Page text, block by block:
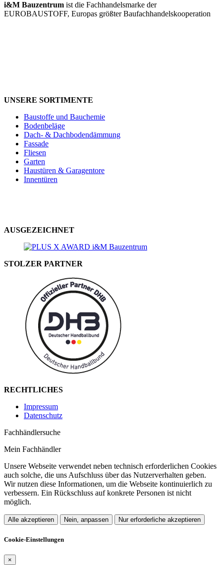
i&M Bauzentrum ist die Fachhandelsmarke der
EUROBAUSTOFF, Europas größter Baufachhandels­kooperation
UNSERE SORTIMENTE
Baustoffe und Bauchemie
Bodenbeläge
Dach- & Dachbodendämmung
Fassade
Fliesen
Garten
Haustüren & Garagentore
Innentüren
AUSGEZEICHNET
STOLZER PARTNER
RECHTLICHES
Impressum
Datenschutz
Fachhändlersuche
Mein Fachhändler
Unsere Webseite verwendet neben technisch erforderlichen Cookies
auch solche, die uns Aufschluss über das Nutzerverhalten geben.
Wir nutzen diese Informationen, um die Webseite kontinuierlich zu
verbessern. Ein Rückschluss auf konkrete Personen ist nicht
möglich.
Alle akzeptieren Nein, anpassen Nur erforderliche akzeptieren
Cookie-Einstellungen
×